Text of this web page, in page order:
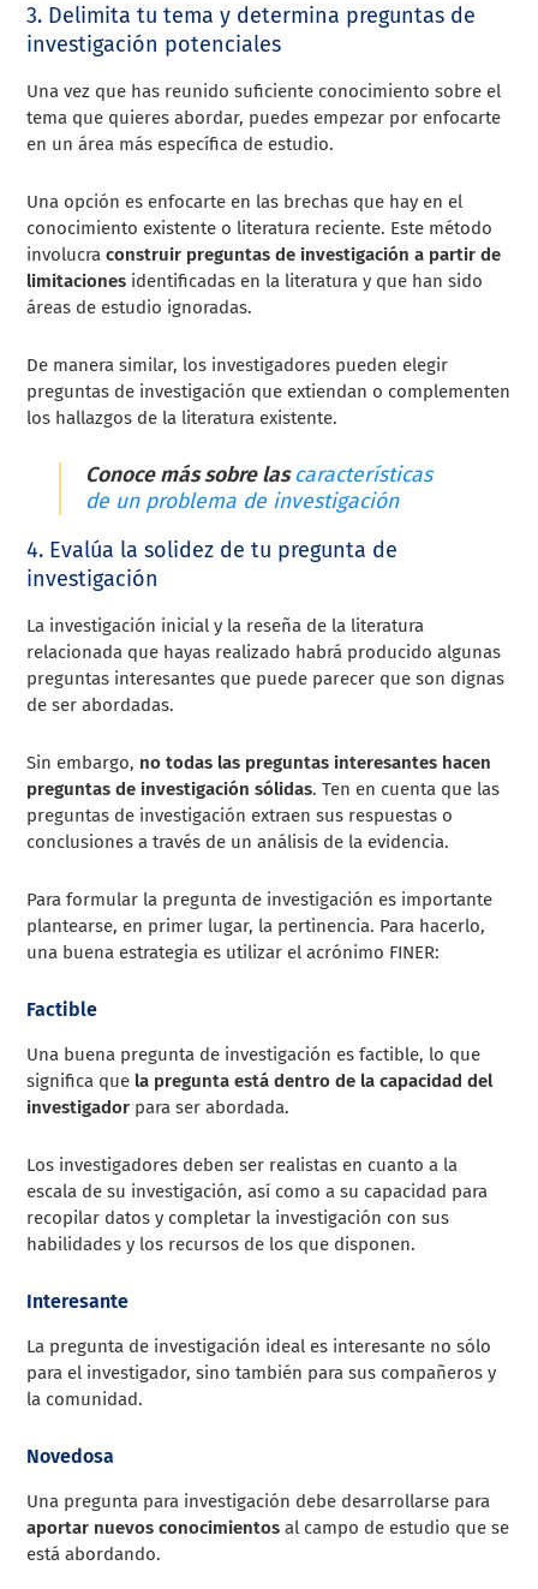
3. Delimita tu tema y determina preguntas de
investigación potenciales
Una vez que has reunido suficiente conocimiento sobre el
tema que quieres abordar, puedes empezar por enfocarte
en un área más específica de estudio.
Una opción es enfocarte en las brechas que hay en el
conocimiento existente o literatura reciente. Este método
involucraconstruir preguntas de investigación a partir de
limitaciones identificadas en la literatura y que han sido
áreas de estudio ignoradas.
De manera similar, los investigadores pueden elegir
preguntas de investigación que extiendan o complementen
los hallazgos de la literatura existente.
Conoce más sobre lascaracterísticas
de un problema de investigación
4. Evalúa la solidez de tu pregunta de
investigación
La investigación inicial y la reseña de la literatura
relacionada que hayas realizado habrá producido algunas
preguntas interesantes que puede parecer que son dignas
de ser abordadas.
Sin embargo, no todas las preguntas interesantes hacen
preguntas de investigación sólidas. Ten en cuenta que las
preguntas de investigación extraen sus respuestas o
conclusiones a través de un análisis de la evidencia.
Para formular la pregunta de investigación es importante
plantearse, en primer lugar, la pertinencia. Para hacerlo,
una buena estrategia es utilizar el acrónimo FINER:
Factible
Una buena pregunta de investigación es factible, lo que
significa que la pregunta está dentro de la capacidad del
investigador para ser abordada.
Los investigadores deben ser realistas en cuanto a la
escala de su investigación, así como a su capacidad para
recopilar datos y completar la investigación con sus
habilidades y los recursos de los que disponen.
Interesante
La pregunta de investigación ideal es interesante no sólo
para el investigador, sino también para sus compañeros y
la comunidad.
Novedosa
Una pregunta para investigación debe desarrollarse para
aportar nuevos conocimientosal campo de estudio que se
está abordando.